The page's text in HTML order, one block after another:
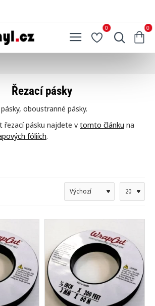
0 0
Řezací pásky
oboustranné pásky.
řezací pásku najdete v tomto článku na
fóliích.